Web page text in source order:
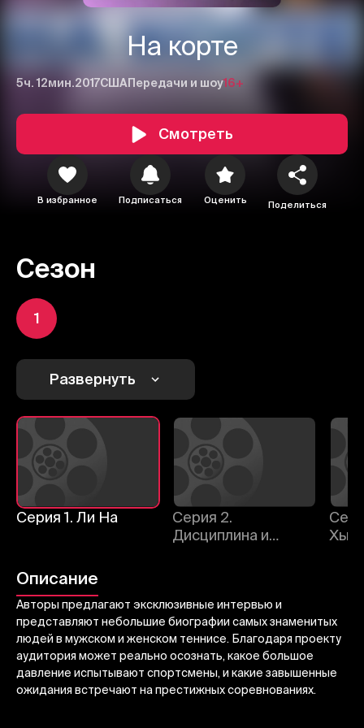
На корте
5ч. 12мин.2017США Передачи и шоу16+
Смотреть
В избранное Подписаться Оценить Поделиться
Сезон
1
Развернуть
Серия 1. Ли На
Серия 2.
Дисциплина и
Описание
Авторы предлагают эксклюзивные интервью и
представляют небольшие биографии самых знаменитых
людей в мужском и женском теннисе. Благодаря проекту
аудитория может реально осознать, какое большое
давление испытывают спортсмены, и какие завышенные
ожидания встречают на престижных соревнованиях.
1
Отправить
Отменить